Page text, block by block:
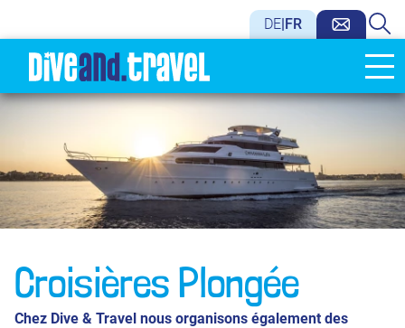
DE FR
Croisières Plongée
Chez Dive & Travel nous organisons également des